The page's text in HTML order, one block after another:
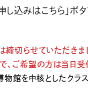
し込みはこちら」ボ
切らせていただきま
ご希望の方は当日受
を中核としたクラ